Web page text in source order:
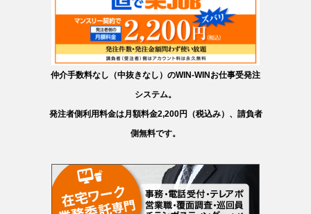
仲介手数料なし（中抜きなし）のWIN-WINお仕事受発注
システム。
発注者側利用料金は月額料金2,200円（税込み）、請負者
側無料です。